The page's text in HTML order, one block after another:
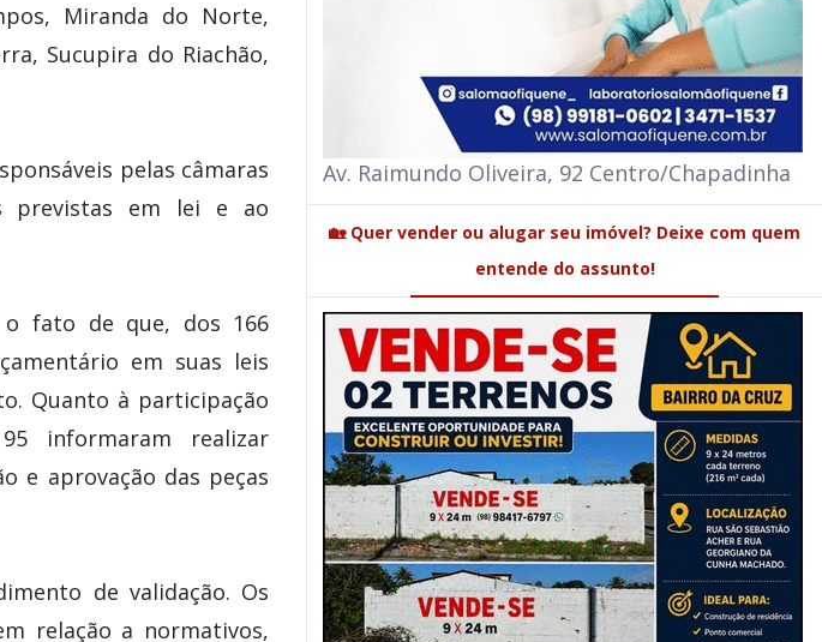
Miranda do Norte,
Sucupira do Riachão,
pelas câmaras
previstas em lei e ao
o fato de que, dos 166
em suas leis
Quanto à participação
informaram realizar
e aprovação das peças
de validação. Os
relação a normativos,
Av. Raimundo Oliveira, 92 Centro/Chapadinha
🏡 Quer vender ou alugar seu imóvel? Deixe com quem
entende do assunto!